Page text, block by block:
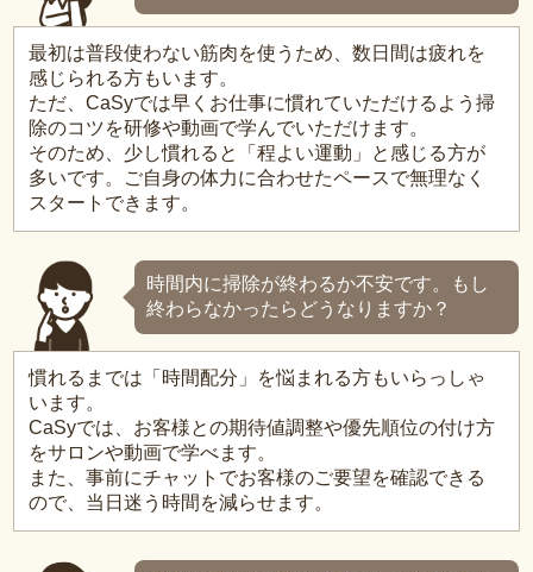
最初は普段使わない筋肉を使うため、数日間は疲れを
感じられる方もいます。
ただ、CaSyでは早くお仕事に慣れていただけるよう掃
除のコツを研修や動画で学んでいただけます。
そのため、少し慣れると「程よい運動」と感じる方が
多いです。ご自身の体力に合わせたペースで無理なく
スタートできます。
時間内に掃除が終わるか不安です。もし
終わらなかったらどうなりますか？
慣れるまでは「時間配分」を悩まれる方もいらっしゃ
います。
CaSyでは、お客様との期待値調整や優先順位の付け方
をサロンや動画で学べます。
また、事前にチャットでお客様のご要望を確認できる
ので、当日迷う時間を減らせます。